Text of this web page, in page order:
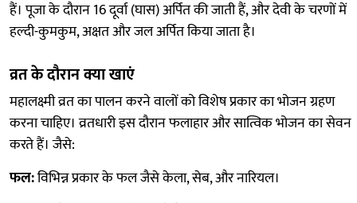
हैं। पूजा के दौरान 16 दूर्वा (घास) अर्पित की जाती हैं, और देवी के चरणों में
हल्दी-कुमकुम, अक्षत और जल अर्पित किया जाता है।
व्रत के दौरान क्या खाएं
महालक्ष्मी व्रत का पालन करने वालों को विशेष प्रकार का भोजन ग्रहण
करना चाहिए। व्रतधारी इस दौरान फलाहार और सात्विक भोजन का सेवन
करते हैं। जैसे:
फल:विभिन्न प्रकार के फल जैसे केला, सेब, और नारियल।